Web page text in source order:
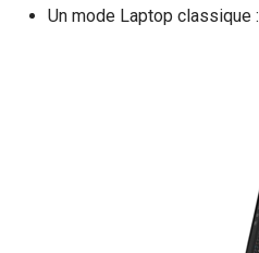
Un mode Laptop classique :